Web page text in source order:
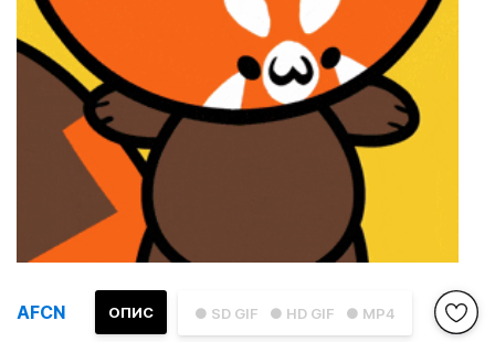
● SD GIF ● HD GIF ● MP4
ОПИС
AFCN